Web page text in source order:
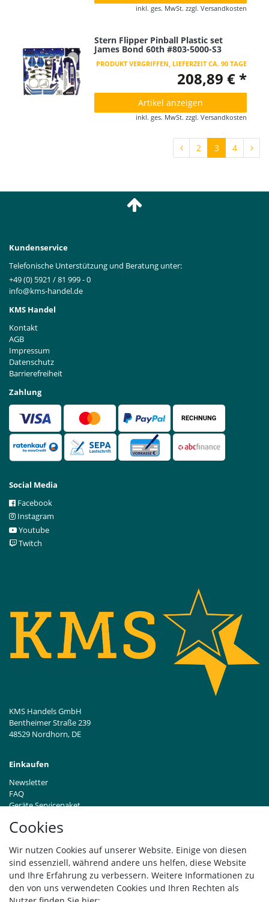
Cookies
Wir nutzen Cookies auf unserer Website. Einige von diesen
sind essenziell, während andere uns helfen, diese Website
und Ihre Erfahrung zu verbessern. Weitere Informationen zu
den von uns verwendeten Cookies und Ihren Rechten als
inkl. ges. MwSt. zzgl. Versandkosten
Stern Flipper Pinball Plastic set
James Bond 60th #803-5000-S3
PRODUKT VERGRIFFEN, LIEFERZEIT CA. 90 TAGE
208,89 € *
Artikel anzeigen
inkl. ges. MwSt. zzgl. Versandkosten
2 3 4
Kundenservice
Telefonische Unterstützung und Beratung unter:
+49 (0) 5921 / 81 999 - 0
info@kms-handel.de
KMS Handel
Kontakt
AGB
Impressum
Datenschutz
Barrierefreiheit
Zahlung
Social Media
Facebook
Instagram
Youtube
Twitch
KMS Handels GmbH
Bentheimer Straße 239
48529 Nordhorn, DE
Einkaufen
Newsletter
FAQ
Geräte Servicepaket
Händleranfragen B2B
Widerrufsrecht
Vertrag widerrufen
Versand